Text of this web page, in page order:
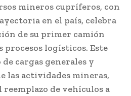
mineros cupríferos, con
en el país, celebra
de su primer camión
procesos logísticos. Este
cargas generales y
las actividades mineras,
de vehículos a